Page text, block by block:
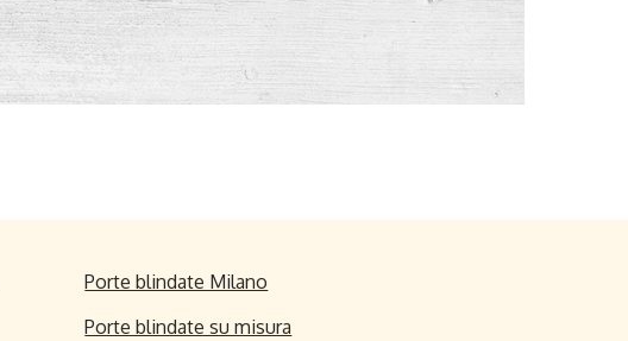
Porte blindate Milano
Porte blindate su misura